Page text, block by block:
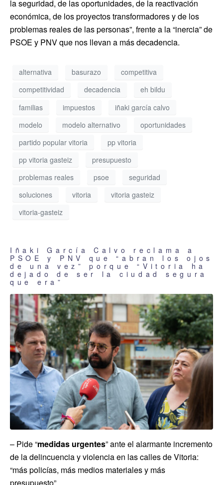
la seguridad, de las oportunidades, de la reactivación
económica, de los proyectos transformadores y de los
problemas reales de las personas”, frente a la “inercia” de
PSOE y PNV que nos llevan a más decadencia.
alternativa basurazo
competitiva
competitividad
decadencia
eh bildu
familias
impuestos
iñaki garcía calvo
modelo
modelo alternativo
oportunidades
partido popular vitoria
pp vitoria
pp vitoria gasteiz
presupuesto
problemas reales
psoe
seguridad
soluciones
vitoria
vitoria gasteiz
vitoria-gasteiz
Iñaki García Calvo reclama a
PSOE y PNV que “abran los ojos
de una vez” porque “Vitoria ha
dejado de ser la ciudad segura
que era”
– Pide “medidas urgentes” ante el alarmante incremento
de la delincuencia y violencia en las calles de Vitoria:
“más policías, más medios materiales y más